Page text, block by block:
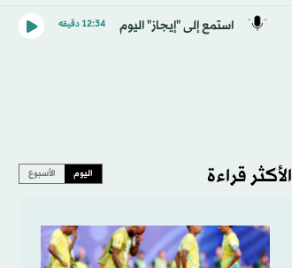
استمع إلى "إيجاز" اليوم 12:34 دقيقه
الأكثر قراءة اليوم الأسبوع